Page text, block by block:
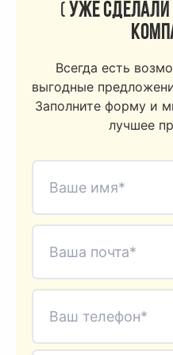
( Уже сделали
Всегда есть
выгодные
Заполните форму и
лучшее